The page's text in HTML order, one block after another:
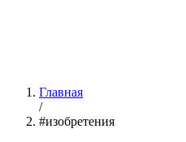
Главная
/
#изобретения